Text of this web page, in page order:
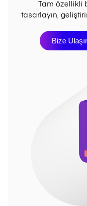
Tam
tasarlayın,
Bize